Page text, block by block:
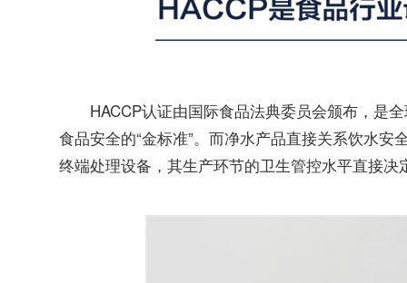
HACCP认证由国际食品法典委员会颁布，是
食品安全的“金标准”。而净水产品直接关系饮水
终端处理设备，其生产环节的卫生管控水平直接决